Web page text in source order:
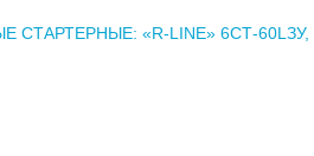
«R-LINE» 6СТ-60LЗУ,